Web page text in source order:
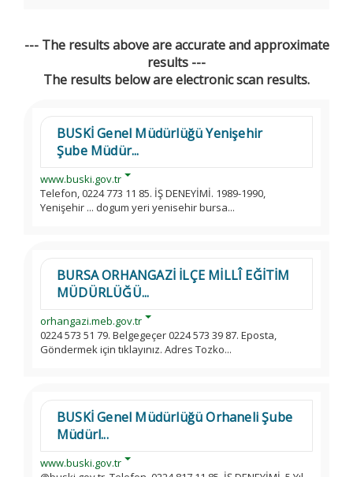
--- The results above are accurate and approximate
results ---
The results below are electronic scan results.
BUSKİ Genel Müdürlüğü Yenişehir
Şube Müdür...
www.buski.gov.tr
Telefon, 0224 773 11 85. İŞ DENEYİMİ. 1989-1990,
Yenişehir ... dogum yeri yenisehir bursa...
BURSA ORHANGAZİ İLÇE MİLLÎ EĞİTİM
MÜDÜRLÜĞÜ...
orhangazi.meb.gov.tr
0224 573 51 79. Belgegeçer 0224 573 39 87. Eposta,
Göndermek için tıklayınız. Adres Tozko...
BUSKİ Genel Müdürlüğü Orhaneli Şube
Müdürl...
www.buski.gov.tr